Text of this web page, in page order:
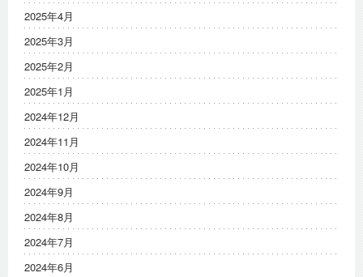
2025年4月
2025年3月
2025年2月
2025年1月
2024年12月
2024年11月
2024年10月
2024年9月
2024年8月
2024年7月
2024年6月